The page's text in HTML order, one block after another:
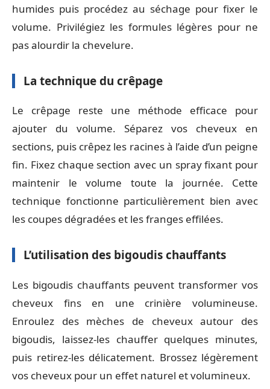
humides puis procédez au séchage pour fixer le
volume. Privilégiez les formules légères pour ne
pas alourdir la chevelure.
La technique du crêpage
Le crêpage reste une méthode efficace pour
ajouter du volume. Séparez vos cheveux en
sections, puis crêpez les racines à l’aide d’un peigne
fin. Fixez chaque section avec un spray fixant pour
maintenir le volume toute la journée. Cette
technique fonctionne particulièrement bien avec
les coupes dégradées et les franges effilées.
L’utilisation des bigoudis chauffants
Les bigoudis chauffants peuvent transformer vos
cheveux fins en une crinière volumineuse.
Enroulez des mèches de cheveux autour des
bigoudis, laissez-les chauffer quelques minutes,
puis retirez-les délicatement. Brossez légèrement
vos cheveux pour un effet naturel et volumineux.